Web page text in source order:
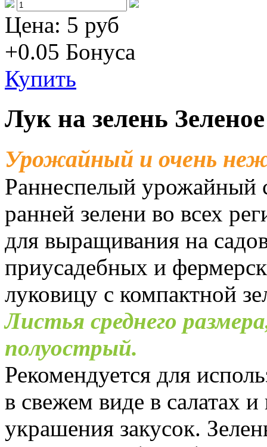
Цена: 5 руб
+0.05 Бонуса
Купить
Лук на зелень
Урожайный и очень
Раннеспелый урожайный
ранней зелени во всех
для выращивания на
приусадебных и
луковицу с компактной
Листья среднего
полуострый.
Рекомендуется для
в свежем виде в салатах
украшения закусок.